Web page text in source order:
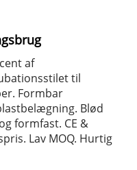
af
til
Formbar
Blød
formfast. CE &
Lav MOQ. Hurtig